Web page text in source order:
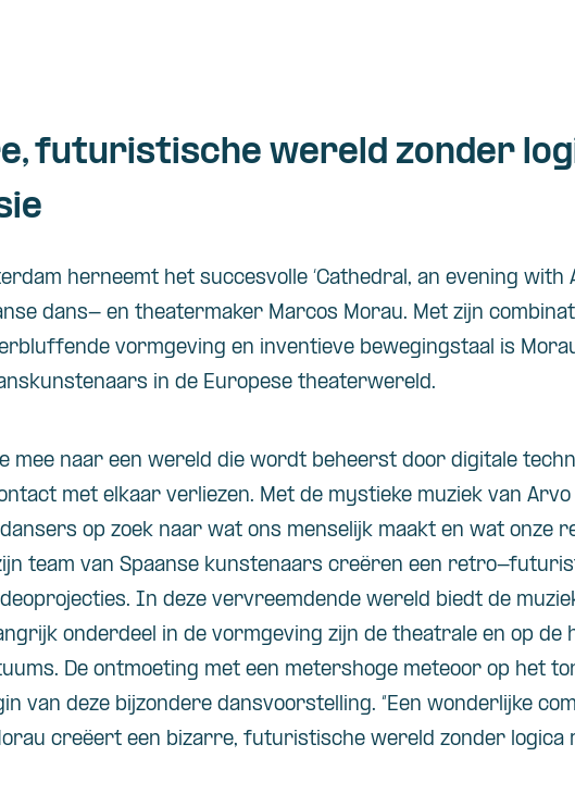
futuristische wereld zonder
herneemt het succesvolle ‘Cathedral, an evening with
dans- en theatermaker Marcos Morau. Met zijn
vormgeving en inventieve bewegingstaal is
in de Europese theaterwereld.
je mee naar een wereld die wordt beheerst door digitale
met elkaar verliezen. Met de mystieke muziek van
op zoek naar wat ons menselijk maakt en wat onze
team van Spaanse kunstenaars creëren een retro-
In deze vervreemdende wereld biedt de
onderdeel in de vormgeving zijn de theatrale en op de
De ontmoeting met een metershoge meteoor op het
van deze bijzondere dansvoorstelling. “Een wonderlijke
creëert een bizarre, futuristische wereld zonder logica